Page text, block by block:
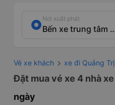
Nơi xuất phát
Vé xe khách xe đi Quảng
Đặt mua vé xe 4 nhà
ngày